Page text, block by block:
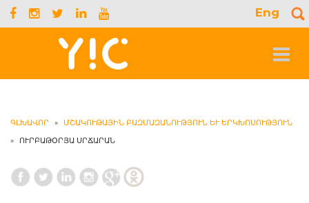
Eng
Toggle
ԳԼԽԱՎՈՐ »
ՄՇԱԿՈՒԹԱՅԻՆ ԲԱԶՄԱԶԱՆՈՒԹՅՈՒՆ ԵՒ ԵՐԿԽՈՍՈՒԹՅՈՒՆ
»
ՈՒՐԲԱԹՕՐՅԱ ՍՐՃԱՐԱՆ